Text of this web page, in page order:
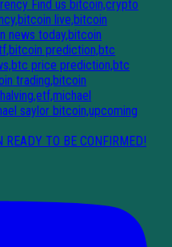
TO BE CONFIRMED!